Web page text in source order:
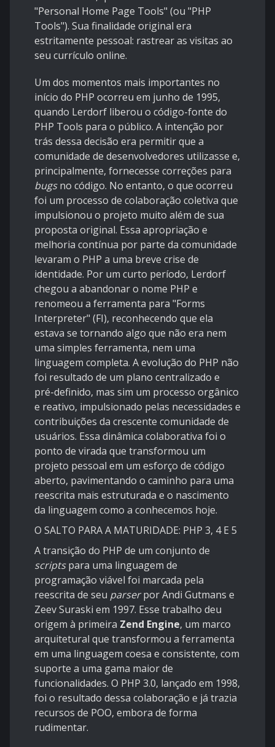
"Personal Home Page Tools" (ou "PHP
Tools"). Sua finalidade original era
estritamente pessoal: rastrear as visitas ao
seu currículo online.
Um dos momentos mais importantes no
início do PHP ocorreu em junho de 1995,
quando Lerdorf liberou o código-fonte do
PHP Tools para o público. A intenção por
trás dessa decisão era permitir que a
comunidade de desenvolvedores utilizasse e,
principalmente, fornecesse correções para
bugsno código. No entanto, o que ocorreu
foi um processo de colaboração coletiva que
impulsionou o projeto muito além de sua
proposta original. Essa apropriação e
melhoria contínua por parte da comunidade
levaram o PHP a uma breve crise de
identidade. Por um curto período, Lerdorf
chegou a abandonar o nome PHP e
renomeou a ferramenta para "Forms
Interpreter" (FI), reconhecendo que ela
estava se tornando algo que não era nem
uma simples ferramenta, nem uma
linguagem completa. A evolução do PHP não
foi resultado de um plano centralizado e
pré-definido, mas sim um processo orgânico
e reativo, impulsionado pelas necessidades e
contribuições da crescente comunidade de
usuários. Essa dinâmica colaborativa foi o
ponto de virada que transformou um
projeto pessoal em um esforço de código
aberto, pavimentando o caminho para uma
reescrita mais estruturada e o nascimento
da linguagem como a conhecemos hoje.
O SALTO PARA A MATURIDADE: PHP 3, 4 E 5
A transição do PHP de um conjunto de
scriptspara uma linguagem de
programação viável foi marcada pela
reescrita de seu parserpor Andi Gutmans e
Zeev Suraski em 1997. Esse trabalho deu
origem à primeira Zend Engine, um marco
arquitetural que transformou a ferramenta
em uma linguagem coesa e consistente, com
suporte a uma gama maior de
funcionalidades. O PHP 3.0, lançado em 1998,
foi o resultado dessa colaboração e já trazia
recursos de POO, embora de forma
rudimentar.